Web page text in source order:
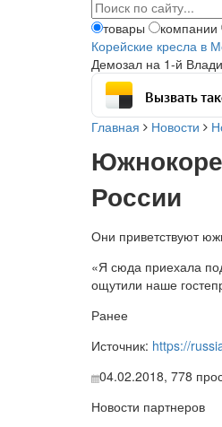
товары компании
Корейские кресла в
Демозал на 1-й
Вызвать
Главная Новости
России
Они приветствуют
«Я сюда приехала
ощутили наше
Ранее
Источник: https://
04.02.2018, 778
Новости партнеров